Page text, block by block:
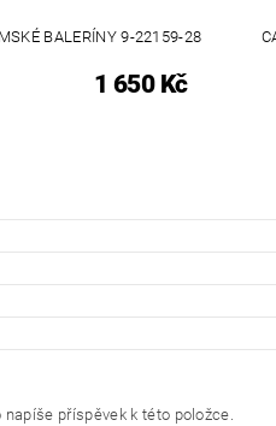
BALERÍNY 9-22159-28
1 650 Kč
napíše příspěvek k této položce.